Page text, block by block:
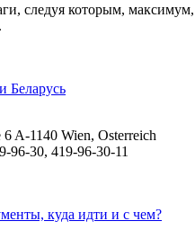
следуя которым, максимум,
Беларусь
A-1140 Wien, Osterreich
96-30, 419-96-30-11
куда идти и с чем?